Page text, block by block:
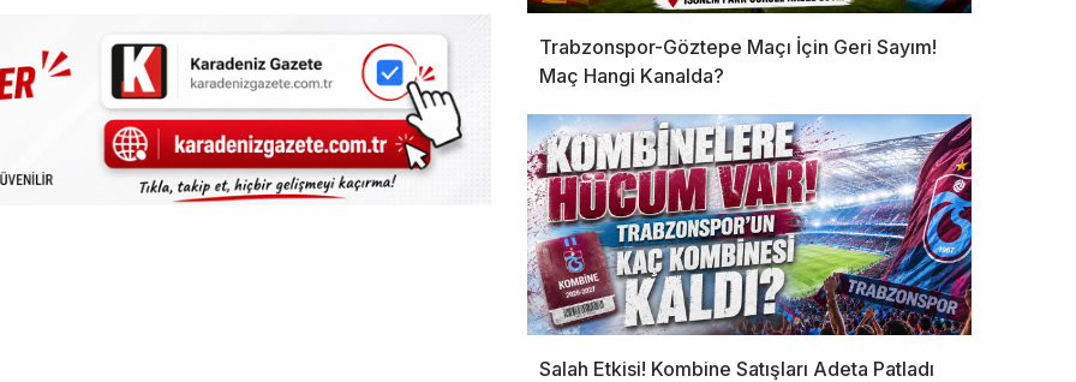
Trabzonspor-Göztepe Maçı İçin Geri Sayım!
Maç Hangi Kanalda?
Salah Etkisi! Kombine Satışları Adeta Patladı